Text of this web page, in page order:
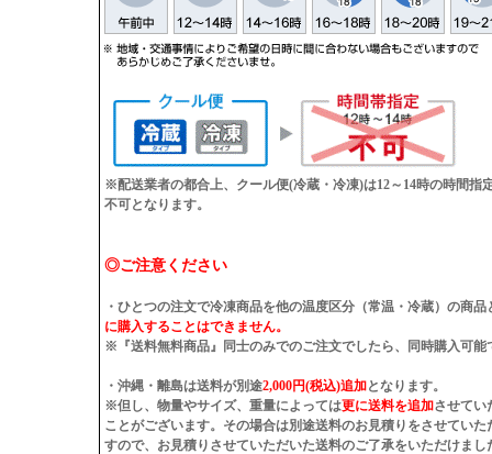
※配送業者の都合上、クール便(冷蔵・冷凍)は12～14時の時間
不可となります。
◎ご注意ください
・ひとつの注文で冷凍商品を他の温度区分（常温・冷蔵）の商品
に購入することはできません。
※『送料無料商品』同士のみでのご注文でしたら、同時購入可能
・沖縄・離島は送料が別途2,000円(税込)追加となります。
※但し、物量やサイズ、重量によっては更に送料を追加させてい
ことがございます。その場合は別途送料のお見積りをさせていた
すので、 お見積りさせていただいた送料のご了承をいただけまし